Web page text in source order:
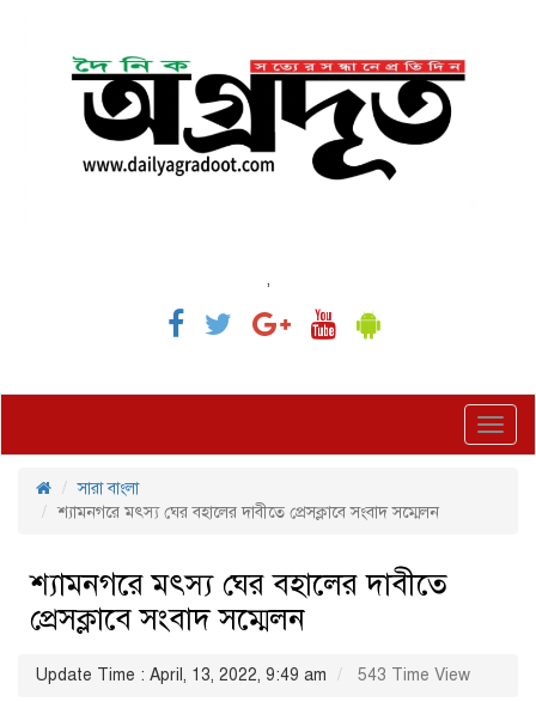
,
সারা বাংলা
শ্যামনগরে মৎস্য ঘের বহালের দাবীতে প্রেসক্লাবে সংবাদ সম্মেলন
শ্যামনগরে মৎস্য ঘের বহালের দাবীতে
প্রেসক্লাবে সংবাদ সম্মেলন
Update Time : April, 13, 2022, 9:49 am 543 Time View